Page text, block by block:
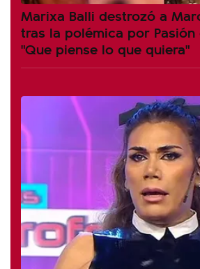
Marixa Balli destrozó a
tras la polémica por Pasión
"Que piense lo que quiera"